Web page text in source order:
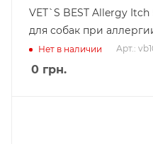
VET`S BEST Allergy
для собак при
Нет в наличии Арт.:
0 грн.